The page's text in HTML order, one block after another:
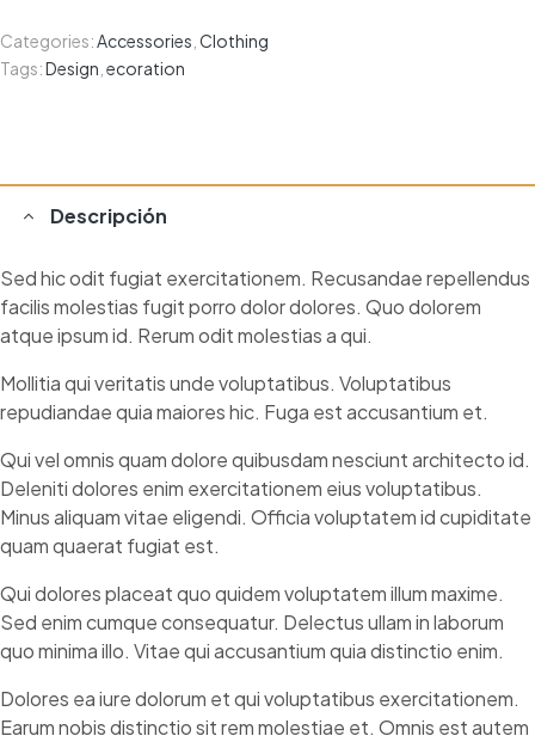
Categories:Accessories Clothing
Tags:Design ecoration
Descripción
Sed hic odit fugiat exercitationem. Recusandae repellendus
facilis molestias fugit porro dolor dolores. Quo dolorem
atque ipsum id. Rerum odit molestias a qui.
Mollitia qui veritatis unde voluptatibus. Voluptatibus
repudiandae quia maiores hic. Fuga est accusantium et.
Qui vel omnis quam dolore quibusdam nesciunt architecto id.
Deleniti dolores enim exercitationem eius voluptatibus.
Minus aliquam vitae eligendi. Officia voluptatem id cupiditate
quam quaerat fugiat est.
Qui dolores placeat quo quidem voluptatem illum maxime.
Sed enim cumque consequatur. Delectus ullam in laborum
quo minima illo. Vitae qui accusantium quia distinctio enim.
Dolores ea iure dolorum et qui voluptatibus exercitationem.
Earum nobis distinctio sit rem molestiae et. Omnis est autem